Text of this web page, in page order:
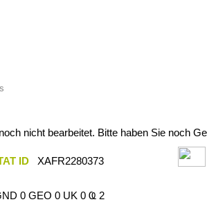
nicht bearbeitet. Bitte haben Sie noch
ID
XAFR2280373
0 GEO 0 UK 0 Ҩ 2